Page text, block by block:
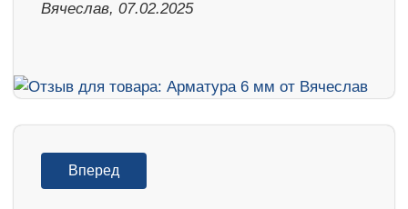
Вячеслав, 07.02.2025
Вперед